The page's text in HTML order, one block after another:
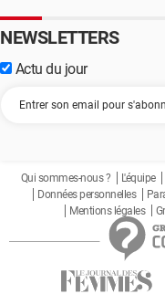
NEWSLETTERS
Actu du jour
Qui sommes-nous ? L'équipe
Données personnelles
Mentions légales